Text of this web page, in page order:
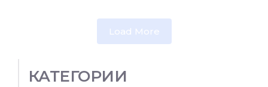
Load More
КАТЕГОРИИ